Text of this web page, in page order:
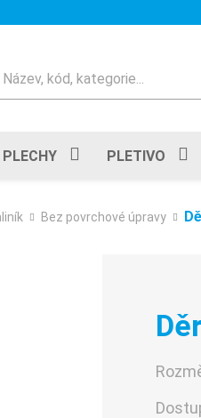
PLETIVO
Bez povrchové úpravy